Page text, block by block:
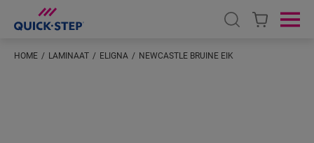
Open search
HOME LAMINAAT ELIGNA NEWCASTLE BRUINE EIK